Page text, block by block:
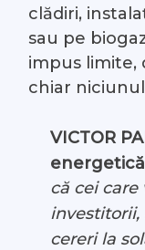
clădiri,
sau pe
impus limite,
chiar
VICTOR
că cei care
cereri la